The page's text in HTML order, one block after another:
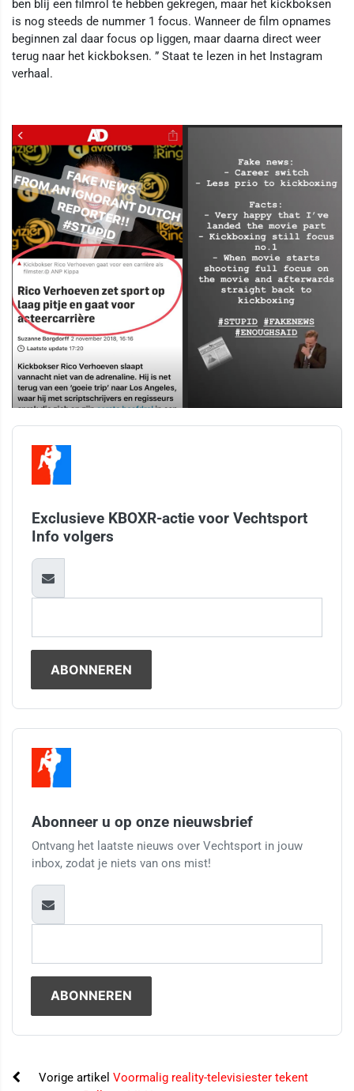
ben blij een filmrol te hebben gekregen, maar het kickboksen
is nog steeds de nummer 1 focus. Wanneer de film opnames
beginnen zal daar focus op liggen, maar daarna direct weer
terug naar het kickboksen. ” Staat te lezen in het Instagram
verhaal.
Exclusieve KBOXR-actie voor Vechtsport
Info volgers
Abonneer u op onze nieuwsbrief
Ontvang het laatste nieuws over Vechtsport in jouw
inbox, zodat je niets van ons mist!
Vorige artikel Voormalig reality-televisiester tekent